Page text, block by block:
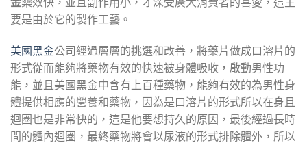
要是由於它的製作工藝。
美國黑金公司經過層層的挑選和改善，將藥片做成口溶片的
形式從而能夠將藥物有效的快速被身體吸收，啟動男性功
能，並且美國黑金中含有上百種藥物，能夠有效的為男性身
體提供相應的營養和藥物，因為是口溶片的形式所以在身且
迴圈也是非常快的，這是他要想持久的原因，最後經過長時
間的體內迴圈，最終藥物將會以尿液的形式排除體外，所以